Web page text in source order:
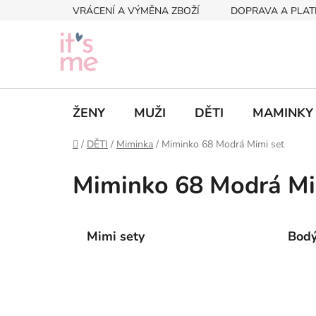
VRÁCENÍ A VÝMĚNA ZBOŽÍ DOPRAVA A
ŽENY MUŽI DĚTI MAMINKY
Domů
/ DĚTI / Miminka / Miminko 68 Modrá Mimi set
Miminko 68 Modrá
Mimi sety